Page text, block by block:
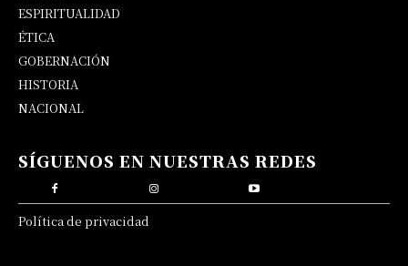
ESPIRITUALIDAD
ÉTICA
GOBERNACIÓN
HISTORIA
NACIONAL
SÍGUENOS EN NUESTRAS REDES
Política de privacidad